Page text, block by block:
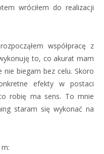
wróciłem do realizacji
współpracę z
to, co akurat mam
biegam bez celu. Skoro
efekty w postaci
robię ma sens. To mnie
staram się wykonać na